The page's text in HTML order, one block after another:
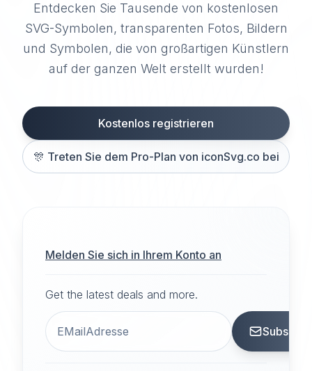
Entdecken Sie Tausende von kostenlosen
SVG-Symbolen, transparenten Fotos, Bildern
und Symbolen, die von großartigen Künstlern
auf der ganzen Welt erstellt wurden!
Kostenlos registrieren
🎊 Treten Sie dem Pro-Plan von iconSvg.co bei
Melden Sie sich in Ihrem Konto an
Get the latest deals and more.